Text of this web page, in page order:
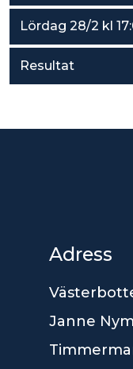
Lördag 28/2 kl
Resultat
Adress
Janne